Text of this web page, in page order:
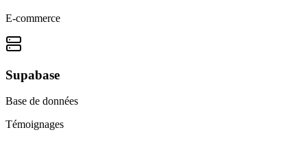
E-commerce
Supabase
Base de données
Témoignages